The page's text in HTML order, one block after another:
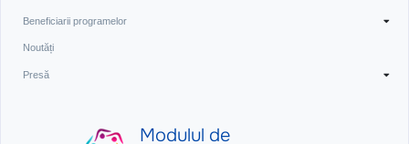
Beneficiarii programelor
Noutăți
Presă